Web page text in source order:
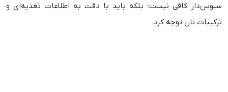
سبوس‌دار کافی نیست؛ بلکه باید با دقت به اطلاعات تغذیه‌ای و
ترکیبات نان توجه کرد.